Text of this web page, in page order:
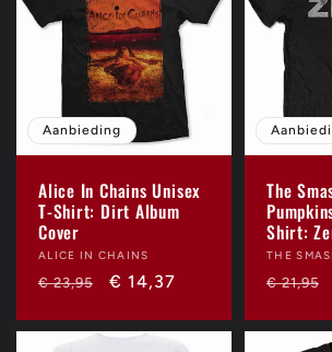
Aanbieding
Alice In Chains Unisex
T-Shirt: Dirt Album
Cover
Verkoper:
ALICE IN CHAINS
Normale
€ 23,95 Aanbiedingsprijs
€ 14,37
The
Shirt:
THE
€ 21,95